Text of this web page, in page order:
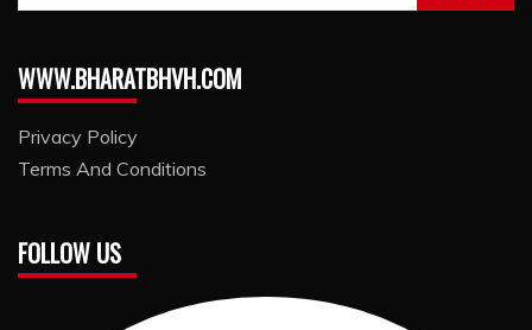
for:
WWW.BHARATBHVH.COM
Privacy Policy
Terms And Conditions
FOLLOW US